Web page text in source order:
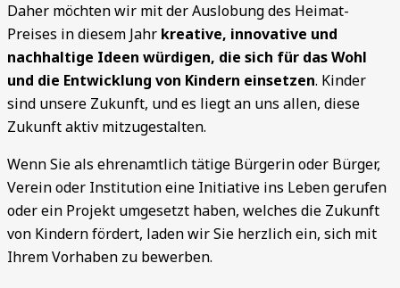
Daher möchten wir mit der Auslobung des Heimat-
Preises in diesem Jahr kreative, innovative und
nachhaltige Ideen würdigen, die sich für das Wohl
und die Entwicklung von Kindern einsetzen. Kinder
sind unsere Zukunft, und es liegt an uns allen, diese
Zukunft aktiv mitzugestalten.
Wenn Sie als ehrenamtlich tätige Bürgerin oder Bürger,
Verein oder Institution eine Initiative ins Leben gerufen
oder ein Projekt umgesetzt haben, welches die Zukunft
von Kindern fördert, laden wir Sie herzlich ein, sich mit
Ihrem Vorhaben zu bewerben.